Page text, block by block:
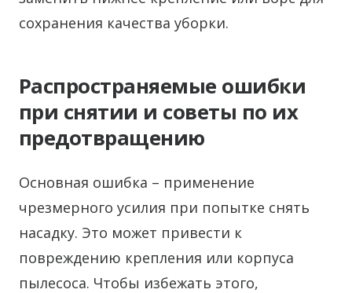
сохранения качества уборки.
Распространяемые ошибки
при снятии и советы по их
предотвращению
Основная ошибка – применение
чрезмерного усилия при попытке снять
насадку. Это может привести к
повреждению крепления или корпуса
пылесоса. Чтобы избежать этого,